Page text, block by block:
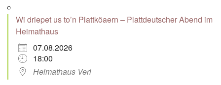
Wi driepet us to’n Plattköaern – Plattdeutscher Abend im
Heimathaus
07.08.2026
18:00
Heimathaus Verl